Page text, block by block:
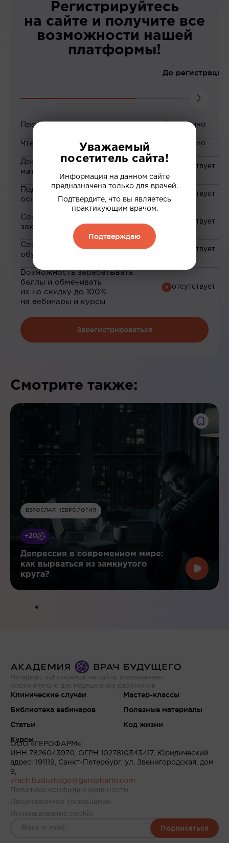
Регистрируйтесь
на сайте и получите все
возможности нашей
платформы!
До регистрации
Просмотр вебинаров
Чтение статей
Доступ к закрытым
материалам
Подборка материалов на
основе ваших интересов
Сохранение материалов в
закладки
Сохранение прогресса по
обучению
Возможность зарабатывать
баллы и обменивать
их на скидку до 100%
на вебинары и курсы
Зарегистрироваться
Смотрите также:
ВЗРОСЛАЯ НЕВРОЛОГИЯ
+20
Депрессия в современном мире:
как вырваться из замкнутого
круга?
Материал, публикуемый на сайте, предназначен
исключительно для медицинских работников
Клинические случаи
Библиотека вебинаров
Статьи
Курсы
Мастер-классы
Полезные материалы
Код жизни
ООО «ГЕРОФАРМ»,
ИНН 7826043970, ОГРН 1027810343417, Юридический
адрес: 191119, Санкт-Петербург, ул. Звенигородская, дом
9,
vrach.budushego@geropharm.com
Политика конфиденциальности
Лицензионное соглашение
Использование cookie
Подписаться
Уважаемый
посетитель сайта!
Информация на данном сайте
предназначена только для врачей.
Подтвердите, что вы являетесь
практикующим врачом.
Подтверждаю